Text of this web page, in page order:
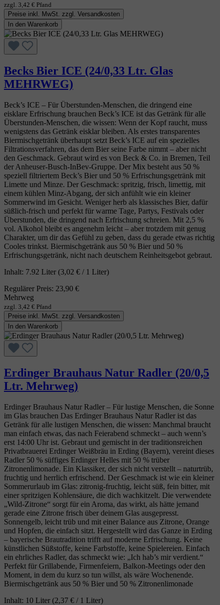
zzgl. 3,42 € Pfand
Preise inkl. MwSt. zzgl. Versandkosten
In den Warenkorb
Becks Bier ICE (24/0,33 Ltr. Glas
MEHRWEG)
Beck’s ICE – Für Überstunden‑Menschen, die dringend eine
eisklare Erfrischung brauchen Beck’s ICE ist das Getränk für alle
Überstunden‑Menschen, die wissen: Wenn der Kopf raucht, muss
wenigstens das Getränk eisklar bleiben. Als erstes transparentes
Biermischgetränk überhaupt setzt Beck’s ICE auf ein spezielles
Filtrationsverfahren, das dem Bier seine Farbe nimmt – aber nicht
den Geschmack. Gebraut wird es von Beck & Co. in Bremen, Teil
der Anheuser‑Busch‑InBev‑Gruppe. Der Mix besteht aus 50 %
speziell filtriertem Beck’s Bier und 50 % Erfrischungsgetränk mit
Limette und Minze. Der Geschmack: spritzig, frisch, limettig, mit
einem kühlen Minz‑Abgang, der sich anfühlt wie ein kleiner
Sommerwind im Gesicht. Weniger herb als klassisches Bier, dafür
süßlich‑frisch und perfekt für warme Tage, Partys, Festivals oder
Überstunden, die dringend nach Erfrischung schreien. Mit 2,5 %
vol. Alkohol bleibt es angenehm leicht – aber trotzdem mit genug
Charakter, um dir das Gefühl zu geben, dass du gerade etwas richtig
Cooles trinkst. Biermischgetränk aus 50 % Bier und 50 %
Erfrischungsgetränk, nicht nach deutschem Reinheitsgebot gebraut.
Inhalt: 7.92 Liter (3,02 € / 1 Liter)
Regulärer Preis: 23,90 €
Mehrweg
zzgl. 3,42 € Pfand
Preise inkl. MwSt. zzgl. Versandkosten
In den Warenkorb
Erdinger Brauhaus Natur Radler (20/0,5
Ltr. Mehrweg)
Erdinger Brauhaus Natur Radler – Für lustige Menschen, die Sonne
im Glas brauchen Das Erdinger Brauhaus Natur Radler ist das
Getränk für alle lustigen Menschen, die wissen: Manchmal braucht
man einfach etwas, das nach Feierabend schmeckt – auch wenn’s
erst 14:00 Uhr ist. Gebraut und gemischt in der traditionsreichen
Privatbrauerei Erdinger Weißbräu in Erding (Bayern), vereint dieses
Radler 50 % süffiges Erdinger Helles mit 50 % trüber
Zitronenlimonade. Ein Klassiker, der sich nicht verstellt – naturtrüb,
fruchtig und herrlich erfrischend. Der Geschmack ist wie ein kleiner
Sommerurlaub im Glas: zitronig‑fruchtig, leicht süß, fein bitter, mit
einer spritzigen Kohlensäure, die dich wachkitzelt. Die verwendete
„Wild‑Zitrone“ sorgt für ein Aroma, das wirkt, als hätte jemand
gerade eine Zitrone frisch über deinem Glas ausgepresst.
Sonnengelb, leicht trüb und mit einer Balance aus Zitrone, Orange
und Hopfen, die einfach sitzt. Hergestellt wird das Ganze in Erding
– bayerische Brautradition trifft auf moderne Erfrischung. Keine
künstlichen Süßstoffe, keine Farbstoffe, keine Spielereien. Einfach
ein ehrliches Radler, das schmeckt wie: „Ich hab’s mir verdient.“
Perfekt für Grillabende, Firmenfeiern, Balkon‑Meetings oder den
Moment, in dem du kurz so tun willst, als wäre Wochenende.
Biermischgetränk aus 50 % Bier und 50 % Zitronenlimonade
Inhalt: 10 Liter (2,37 € / 1 Liter)